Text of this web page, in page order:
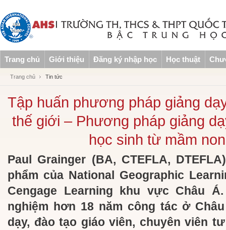
Trang chủ Giới thiệu Đăng ký nhập học Học thuật
Trang chủ Tin tức
Tập huấn phương pháp giảng
thế giới – Phương pháp giảng
học sinh từ mầm
Paul Grainger (BA, CTEFLA,
phẩm của National Geographic
Cengage Learning khu vực Châu
nghiệm hơn 18 năm công tác ở
dạy, đào tạo giáo viên, chuyên viên